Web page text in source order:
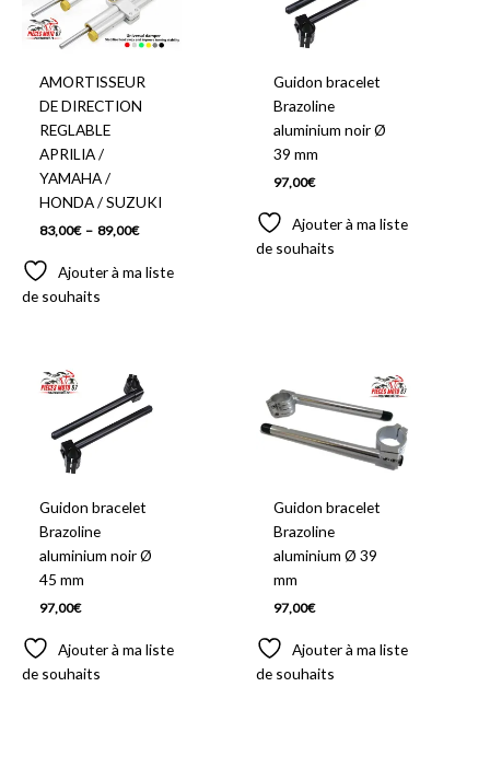
AMORTISSEUR
DE DIRECTION
REGLABLE
APRILIA /
YAMAHA /
HONDA / SUZUKI
83,00€ – 89,00€
à
89,00€
Ajouter à ma liste
de souhaits
Guidon bracelet
Brazoline
aluminium noir Ø
39 mm
97,00€
Ajouter à ma liste
de souhaits
Guidon bracelet
Brazoline
aluminium noir Ø
45 mm
97,00€
Ajouter à ma liste
de souhaits
Guidon bracelet
Brazoline
aluminium Ø 39
mm
97,00€
Ajouter à ma liste
de souhaits